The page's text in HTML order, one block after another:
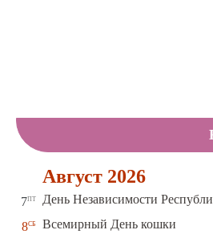
Август 2026
7пт День Независимости
8сб Всемирный День кошки